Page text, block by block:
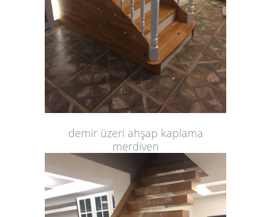
demir üzeri ahşap kaplama
merdiven